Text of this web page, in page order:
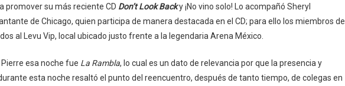
promover su más reciente CD Don’t Look Backy ¡No vino solo! Lo acompañó Sheryl
de Chicago, quien participa de manera destacada en el CD; para ello los miembros de
al Levu Vip, local ubicado justo frente a la legendaria Arena México.
Pierre esa noche fue La Rambla, lo cual es un dato de relevancia por que la presencia y
esta noche resaltó el punto del reencuentro, después de tanto tiempo, de colegas en